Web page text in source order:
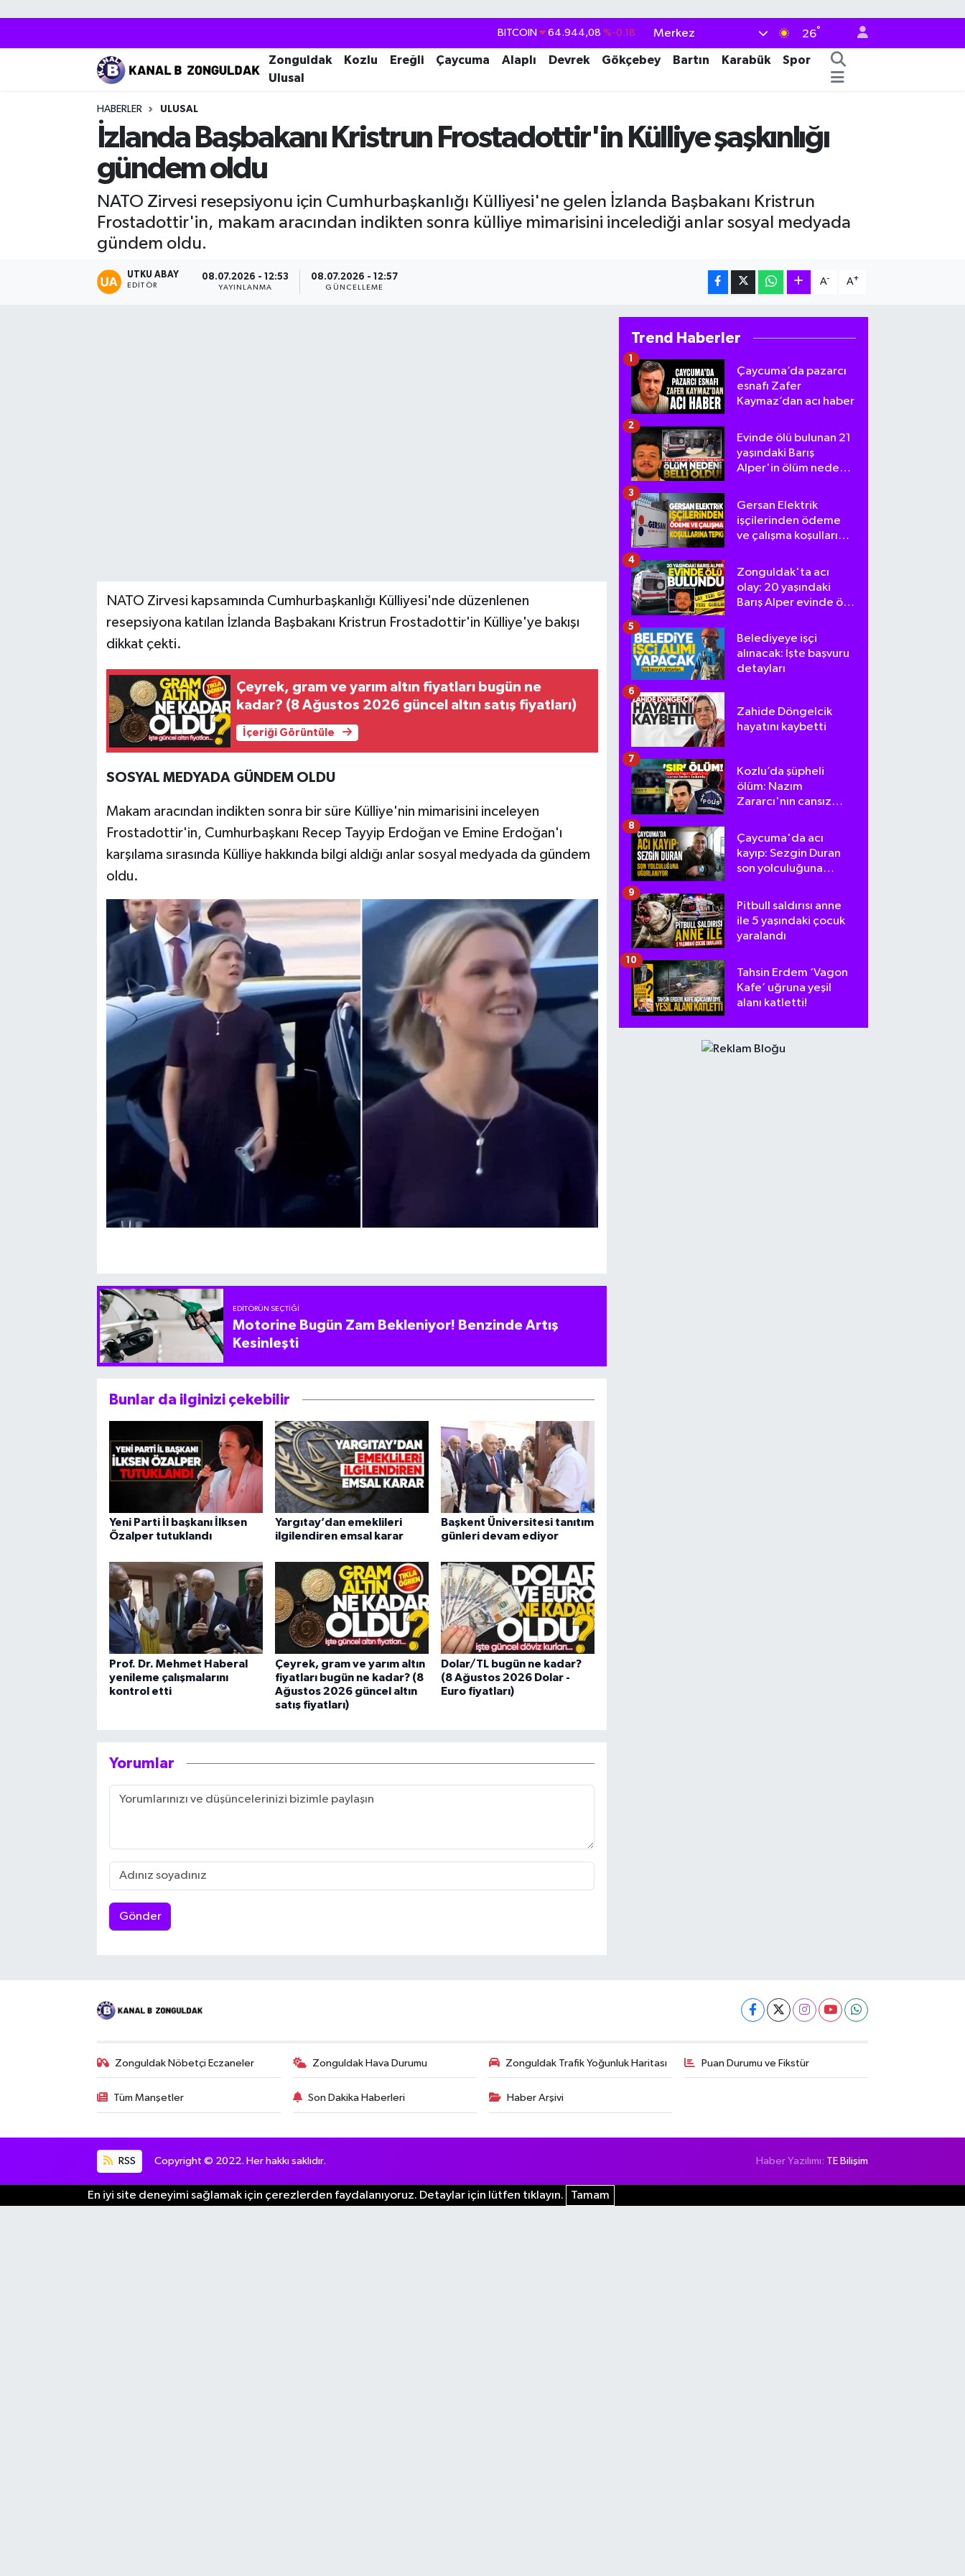
DOLAR 47,7436 %0.18
EURO 55,2510 %0.32
BİST100 13.779 %-14
Merkez 26°
Zonguldak Kozlu Ereğli Çaycuma Alaplı Devrek Gökçebey Bartın Karabük
Spor
Ulusal
HABERLER ULUSAL
İzlanda Başbakanı Kristrun Frostadottir'in Külliye şaşkınlığı
gündem oldu
NATO Zirvesi resepsiyonu için Cumhurbaşkanlığı Külliyesi'ne gelen İzlanda Başbakanı Kristrun
Frostadottir'in, makam aracından indikten sonra külliye mimarisini incelediği anlar sosyal medyada
gündem oldu.
UTKU ABAY
EDITÖR
08.07.2026 - 12:53
YAYINLANMA
08.07.2026 - 12:57
GÜNCELLEME
A- A+
NATO Zirvesi kapsamında Cumhurbaşkanlığı Külliyesi'nde düzenlenen
resepsiyona katılan İzlanda Başbakanı Kristrun Frostadottir'in Külliye'ye bakışı
dikkat çekti.
Çeyrek, gram ve yarım altın fiyatları bugün ne
kadar? (8 Ağustos 2026 güncel altın satış fiyatları)
İçeriği Görüntüle
SOSYAL MEDYADA GÜNDEM OLDU
Makam aracından indikten sonra bir süre Külliye'nin mimarisini inceleyen
Frostadottir'in, Cumhurbaşkanı Recep Tayyip Erdoğan ve Emine Erdoğan'ı
karşılama sırasında Külliye hakkında bilgi aldığı anlar sosyal medyada da gündem
oldu.
EDITÖRÜN SEÇTIĞI
Motorine Bugün Zam Bekleniyor! Benzinde Artış
Kesinleşti
Bunlar da ilginizi çekebilir
Yeni Parti İl başkanı İlksen
Özalper tutuklandı
Yargıtay’dan emeklileri
ilgilendiren emsal karar
Başkent Üniversitesi tanıtım
günleri devam ediyor
Prof. Dr. Mehmet Haberal
yenileme çalışmalarını
kontrol etti
Çeyrek, gram ve yarım altın
fiyatları bugün ne kadar? (8
Ağustos 2026 güncel altın
satış fiyatları)
Dolar/TL bugün ne kadar?
(8 Ağustos 2026 Dolar -
Euro fiyatları)
Yorumlar
Gönder
Trend Haberler
Çaycuma’da pazarcı
esnafı Zafer
Kaymaz’dan acı haber
1
Evinde ölü bulunan 21
yaşındaki Barış
Alper'in ölüm nedeni
2
Gersan Elektrik
işçilerinden ödeme
ve çalışma koşullarına
3
Zonguldak'ta acı
olay: 20 yaşındaki
Barış Alper evinde ölü
4
Belediyeye işçi
alınacak: İşte başvuru
detayları
5
Zahide Döngelcik
hayatını kaybetti
6
Kozlu’da şüpheli
ölüm: Nazım
Zararcı'nın cansız
7
Çaycuma'da acı
kayıp: Sezgin Duran
son yolculuğuna
8
Pitbull saldırısı anne
ile 5 yaşındaki çocuk
yaralandı
9
Tahsin Erdem ‘Vagon
Kafe’ uğruna yeşil
alanı katletti!
10
Zonguldak Nöbetçi Eczaneler Zonguldak Hava Durumu Zonguldak Trafik Yoğunluk Haritası Puan Durumu ve Fikstür
Tüm Manşetler Son Dakika Haberleri Haber Arşivi
RSS Copyright © 2022. Her hakkı saklıdır. Haber Yazılımı: TE Bilişim
En iyi site deneyimi sağlamak için çerezlerden faydalanıyoruz. Detaylar için lütfen tıklayın. Tamam
Gökçebey
Zonguldak Nöbetçi Eczaneler
Zonguldak Trafik Yoğunluk Haritası
Puan Durumu ve Fikstür
Tüm Manşetler
Son Dakika Haberleri
Haber Arşivi